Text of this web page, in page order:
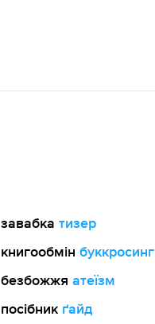
завабка тизер
книгообмін буккросинг
безбожжя атеїзм
посібник ґайд